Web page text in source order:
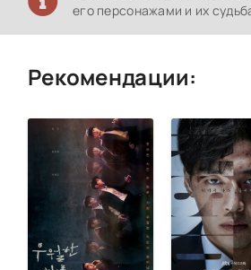
его персонажами и их
Рекомендации: